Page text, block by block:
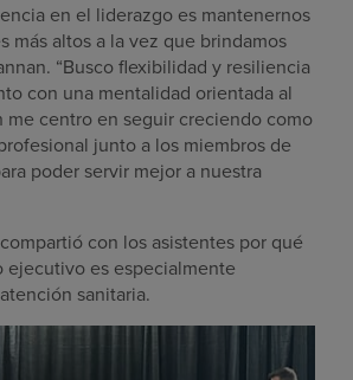
en el liderazgo es mantenernos
más altos a la vez que brindamos
“Busco flexibilidad y resiliencia
con una mentalidad orientada al
me centro en seguir creciendo como
junto a los miembros de
poder servir mejor a nuestra
con los asistentes por qué
ejecutivo es especialmente
sanitaria.